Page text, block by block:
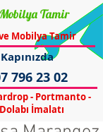
Tamir
Mobilya Tamir
796 23 02
- Portmanto -
İmalatı